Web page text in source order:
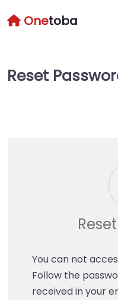
Onetoba
Reset
You can not
Follow the
received in your